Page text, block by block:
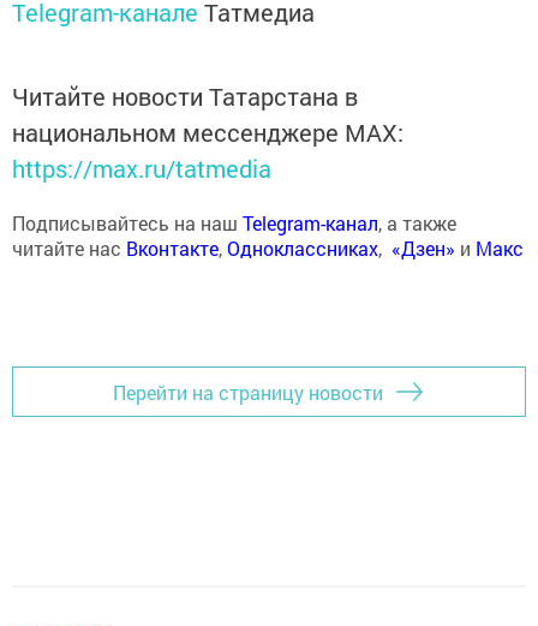
Telegram-канале Татмедиа
Читайте новости Татарстана в
национальном мессенджере MАХ:
https://max.ru/tatmedia
Подписывайтесь на наш Telegram-канал, а также
читайте нас Вконтакте,Одноклассниках, «Дзен» и Макс
Перейти на страницу новости